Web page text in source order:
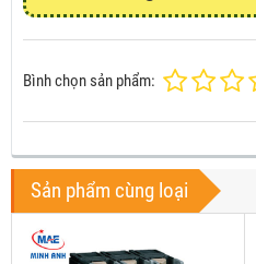
Bình chọn sản phẩm:
Sản phẩm cùng loại